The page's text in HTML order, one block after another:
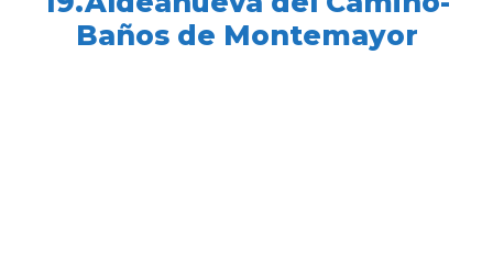
Baños de Montemayor